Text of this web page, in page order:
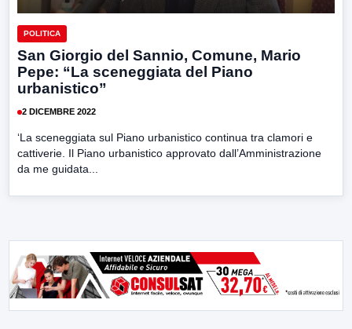
POLITICA
San Giorgio del Sannio, Comune, Mario
Pepe: “La sceneggiata del Piano
urbanistico”
2 DICEMBRE 2022
‘La sceneggiata sul Piano urbanistico continua tra clamori e
cattiverie. Il Piano urbanistico approvato dall’Amministrazione
da me guidata...